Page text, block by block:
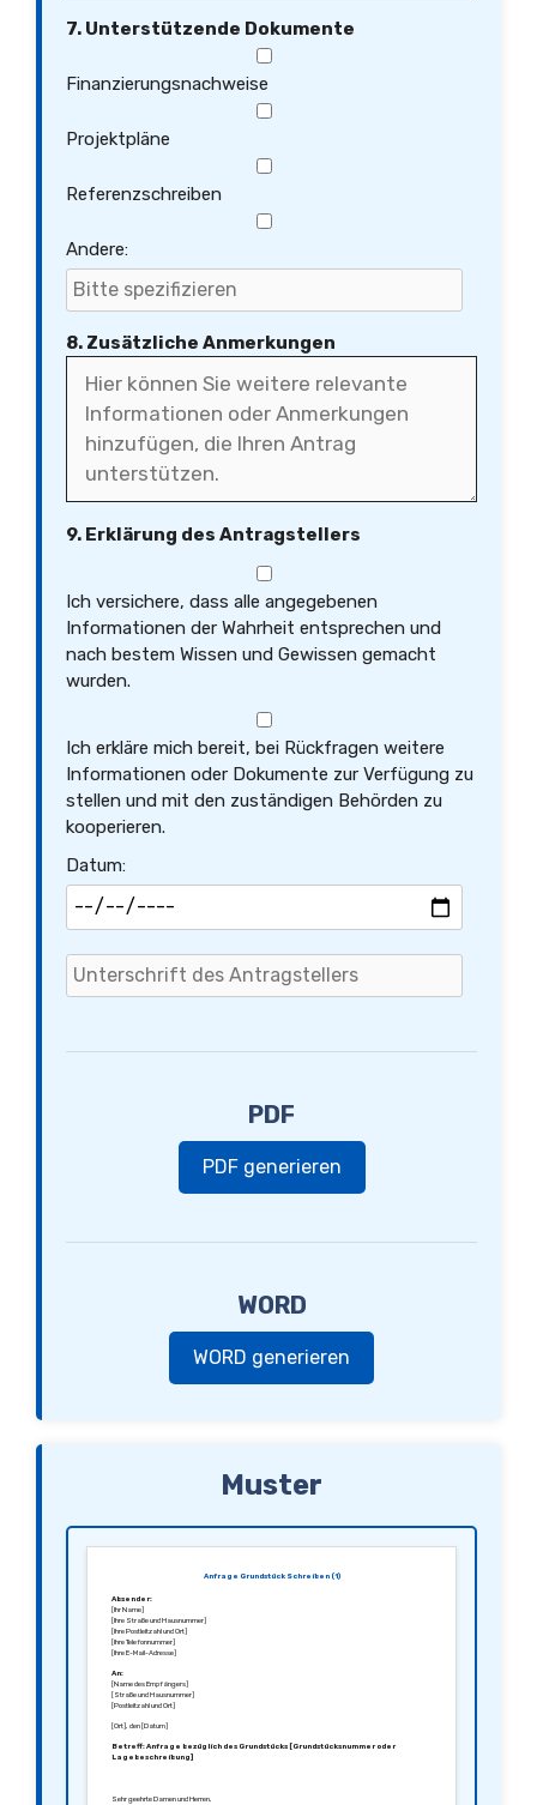
7. Unterstützende Dokumente
Finanzierungsnachweise
Projektpläne
Referenzschreiben
Andere:
8. Zusätzliche Anmerkungen
9. Erklärung des Antragstellers
Ich versichere, dass alle angegebenen
Informationen der Wahrheit entsprechen und
nach bestem Wissen und Gewissen gemacht
wurden.
Ich erkläre mich bereit, bei Rückfragen weitere
Informationen oder Dokumente zur Verfügung zu
stellen und mit den zuständigen Behörden zu
kooperieren.
Datum:
PDF
PDF generieren
WORD
WORD generieren
Muster
Anfrage Grundstück Schreiben (1)
Absender:
[Ihr Name]
[Ihre Straße und Hausnummer]
[Ihre Postleitzahl und Ort]
[Ihre Telefonnummer]
[Ihre E-Mail-Adresse]
An:
[Name des Empfängers]
[Straße und Hausnummer]
[Postleitzahl und Ort]
[Ort], den [Datum]
Betreff: Anfrage bezüglich des Grundstücks [Grundstücksnummer oder
Lagebeschreibung]
Sehr geehrte Damen und Herren,